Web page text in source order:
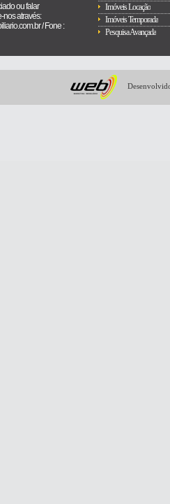
ou falar
nos através:
/ Fone :
Imóveis Locação
Imóveis Temporada
Pesquisa Avançada